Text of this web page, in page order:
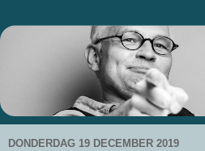
DONDERDAG 19 DECEMBER 2019